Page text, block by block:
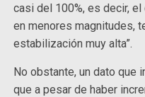
casi del 100%, es decir,
en menores magnitudes,
estabilización muy alta”.
No obstante, un dato que
que a pesar de haber